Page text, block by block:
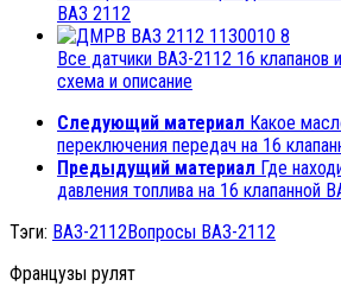
ВАЗ 2112
8
Все датчики ВАЗ-2112 16 клапанов
схема и описание
Следующий материал Какое
переключения передач на 16
Предыдущий материал Где
давления топлива на 16 клапанной
Тэги: ВАЗ-2112Вопросы ВАЗ-2112
Французы рулят